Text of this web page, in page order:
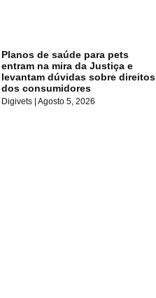
Planos de saúde para pets
entram na mira da Justiça e
levantam dúvidas sobre direitos
dos consumidores
Digivets Agosto 5, 2026